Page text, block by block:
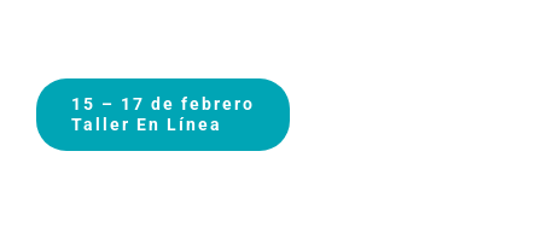
15 – 17 de febrero
Taller En Línea